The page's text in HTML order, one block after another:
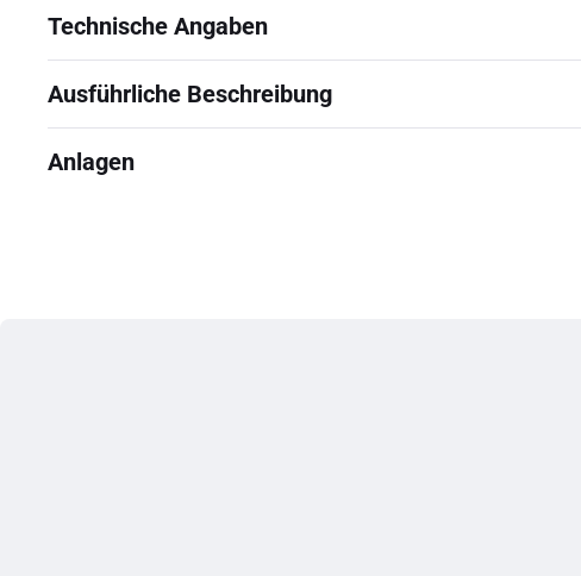
Technische Angaben
Ausführliche Beschreibung
Anlagen